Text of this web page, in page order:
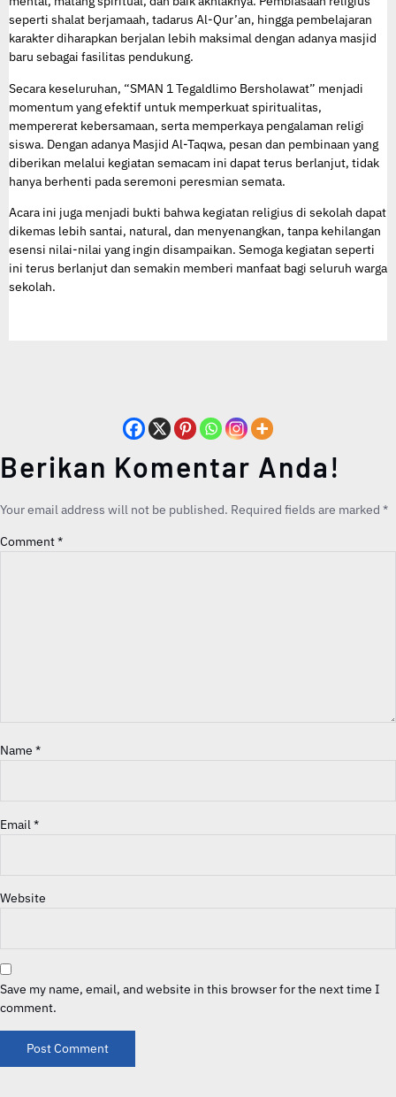
seperti shalat berjamaah, tadarus Al-Qur’an, hingga pembelajaran
karakter diharapkan berjalan lebih maksimal dengan adanya masjid
baru sebagai fasilitas pendukung.
Secara keseluruhan, “SMAN 1 Tegaldlimo Bersholawat” menjadi
momentum yang efektif untuk memperkuat spiritualitas,
mempererat kebersamaan, serta memperkaya pengalaman religi
siswa. Dengan adanya Masjid Al-Taqwa, pesan dan pembinaan yang
diberikan melalui kegiatan semacam ini dapat terus berlanjut, tidak
hanya berhenti pada seremoni peresmian semata.
Acara ini juga menjadi bukti bahwa kegiatan religius di sekolah dapat
dikemas lebih santai, natural, dan menyenangkan, tanpa kehilangan
esensi nilai-nilai yang ingin disampaikan. Semoga kegiatan seperti
ini terus berlanjut dan semakin memberi manfaat bagi seluruh warga
sekolah.
Berikan Komentar Anda!
Your email address will not be published. Required fields are marked *
Comment*
Name *
Email*
Website
Save my name, email, and website in this browser for the next time I
comment.